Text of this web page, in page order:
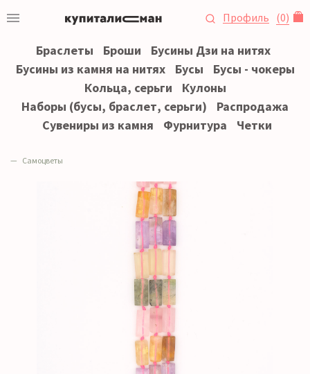
Профиль (0)
Браслеты Броши
Бусины Дзи на нитях
Бусины из камня на нитях
Бусы
Бусы - чокеры
Кольца, серьги
Кулоны
Наборы (бусы, браслет, серьги)
Распродажа
Сувениры из камня
Фурнитура Четки
Самоцветы